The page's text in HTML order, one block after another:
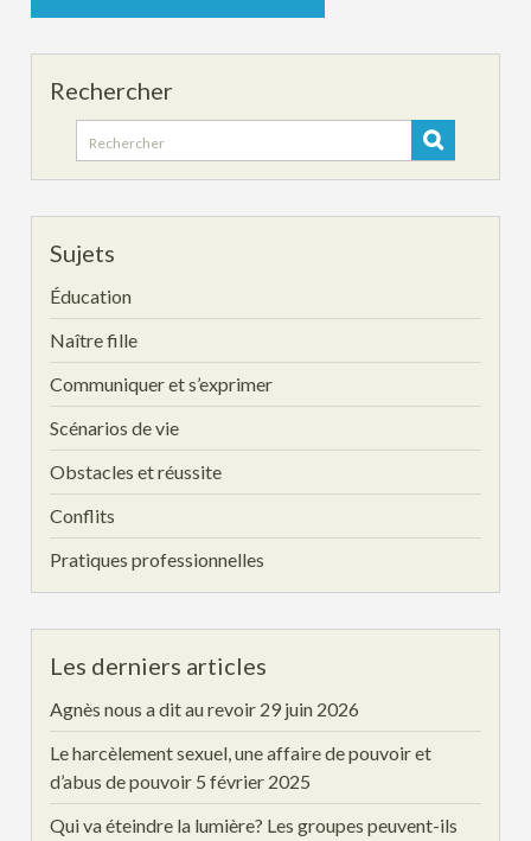
Rechercher
Search
for:
Sujets
Éducation
Naître fille
Communiquer et s’exprimer
Scénarios de vie
Obstacles et réussite
Conflits
Pratiques professionnelles
Les derniers articles
Agnès nous a dit au revoir 29 juin 2026
Le harcèlement sexuel, une affaire de pouvoir et
d’abus de pouvoir 5 février 2025
Qui va éteindre la lumière? Les groupes peuvent-ils